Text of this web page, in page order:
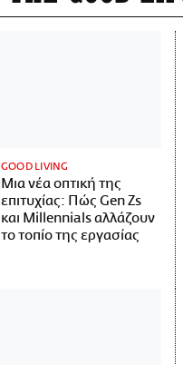
GOOD LIVING
Μια νέα οπτική της
επιτυχίας: Πώς Gen Zs
και Millennials αλλάζουν
το τοπίο της εργασίας